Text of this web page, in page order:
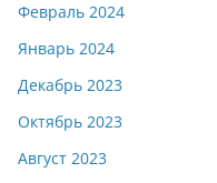
Февраль 2024
Январь 2024
Декабрь 2023
Октябрь 2023
Август 2023